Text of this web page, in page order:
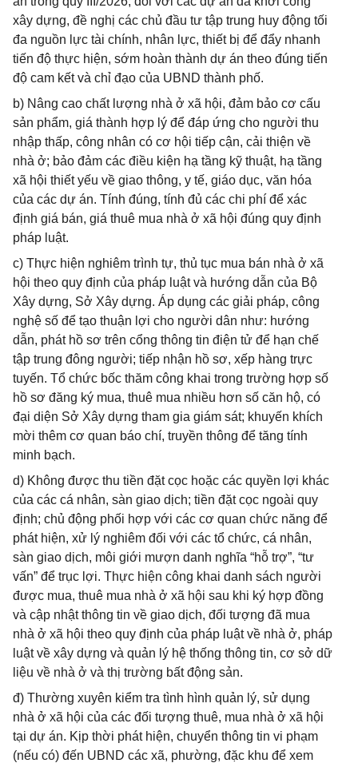
xây dựng, đề nghị các chủ đầu tư tập trung huy động tối
đa nguồn lực tài chính, nhân lực, thiết bị để đẩy nhanh
tiến độ thực hiện, sớm hoàn thành dự án theo đúng tiến
độ cam kết và chỉ đạo của UBND thành phố.
b) Nâng cao chất lượng nhà ở xã hội, đảm bảo cơ cấu
sản phẩm, giá thành hợp lý để đáp ứng cho người thu
nhập thấp, công nhân có cơ hội tiếp cận, cải thiện về
nhà ở; bảo đảm các điều kiện hạ tầng kỹ thuật, hạ tầng
xã hội thiết yếu về giao thông, y tế, giáo dục, văn hóa
của các dự án. Tính đúng, tính đủ các chi phí để xác
định giá bán, giá thuê mua nhà ở xã hội đúng quy định
pháp luật.
c) Thực hiện nghiêm trình tự, thủ tục mua bán nhà ở xã
hội theo quy định của pháp luật và hướng dẫn của Bộ
Xây dựng, Sở Xây dựng. Áp dụng các giải pháp, công
nghệ số để tạo thuận lợi cho người dân như: hướng
dẫn, phát hồ sơ trên cổng thông tin điện tử để hạn chế
tập trung đông người; tiếp nhận hồ sơ, xếp hàng trực
tuyến. Tổ chức bốc thăm công khai trong trường hợp số
hồ sơ đăng ký mua, thuê mua nhiều hơn số căn hộ, có
đại diện Sở Xây dựng tham gia giám sát; khuyến khích
mời thêm cơ quan báo chí, truyền thông để tăng tính
minh bạch.
d) Không được thu tiền đặt cọc hoặc các quyền lợi khác
của các cá nhân, sàn giao dịch; tiền đặt cọc ngoài quy
định; chủ động phối hợp với các cơ quan chức năng để
phát hiện, xử lý nghiêm đối với các tổ chức, cá nhân,
sàn giao dịch, môi giới mượn danh nghĩa “hỗ trợ”, “tư
vấn” để trục lợi. Thực hiện công khai danh sách người
được mua, thuê mua nhà ở xã hội sau khi ký hợp đồng
và cập nhật thông tin về giao dịch, đối tượng đã mua
nhà ở xã hội theo quy định của pháp luật về nhà ở, pháp
luật về xây dựng và quản lý hệ thống thông tin, cơ sở dữ
liệu về nhà ở và thị trường bất động sản.
đ) Thường xuyên kiểm tra tình hình quản lý, sử dụng
nhà ở xã hội của các đối tượng thuê, mua nhà ở xã hội
tại dự án. Kịp thời phát hiện, chuyển thông tin vi phạm
(nếu có) đến UBND các xã, phường, đặc khu để xem